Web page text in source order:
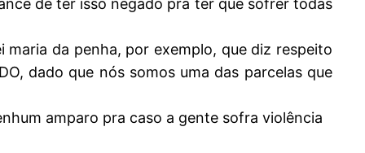
de ter isso negado pra ter que sofrer todas
da penha, por exemplo, que diz respeito
dado que nós somos uma das parcelas que
amparo pra caso a gente sofra violência